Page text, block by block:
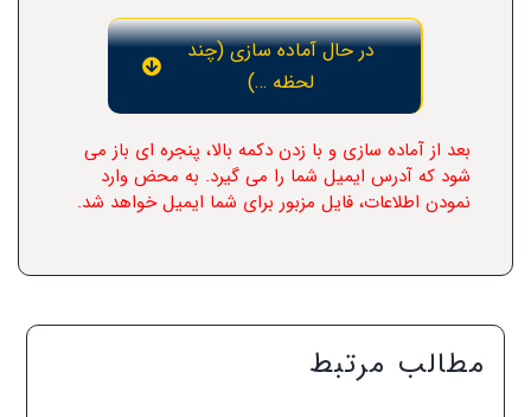
در حال آماده سازی (چند
لحظه …)
بعد از آماده سازی و با زدن دکمه بالا، پنجره ای باز می
شود که آدرس ایمیل شما را می گیرد. به محض وارد
نمودن اطلاعات، فایل مزبور برای شما ایمیل خواهد شد.
مطالب مرتبط